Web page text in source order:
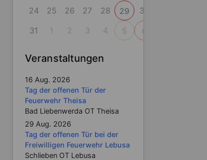
24
25 26 27 28 29
30
31
1 2 3 4 5 6
Veranstaltungen
16 Aug. 2026
Tag der offenen Tür der
Feuerwehr Theisa
Bad Liebenwerda OT Theisa
29 Aug. 2026
Tag der offenen Tür bei der
Freiwilligen Feuerwehr Lebusa
Schlieben OT Lebusa